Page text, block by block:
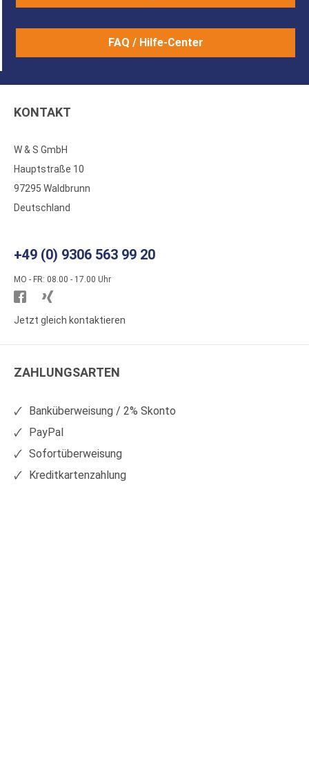
FAQ / Hilfe-Center
KONTAKT
W & S GmbH
Hauptstraße 10
97295 Waldbrunn
Deutschland
+49 (0) 9306 563 99 20
MO - FR: 08.00 - 17.00 Uhr
Besuchen
Sie
auf
Sie
auf
Jetzt gleich kontaktieren
ZAHLUNGSARTEN
Banküberweisung / 2% Skonto
PayPal
Sofortüberweisung
Kreditkartenzahlung